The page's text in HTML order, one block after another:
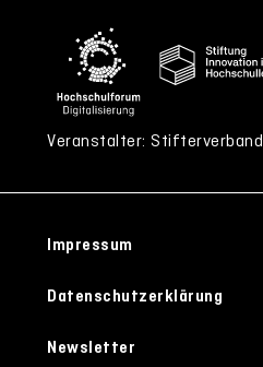
Veranstalter: Stifterverband
Impressum
Datenschutzerklärung
Newsletter